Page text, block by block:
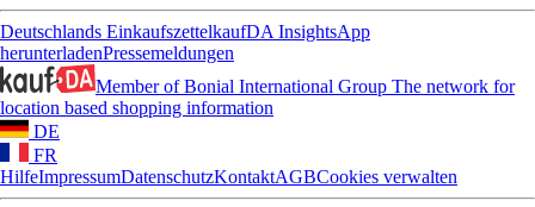
Deutschlands EinkaufszettelkaufDA InsightsApp
herunterladenPressemeldungen
Member of Bonial International Group The network for
location based shopping information
DE
FR
HilfeImpressumDatenschutzKontaktAGBCookies verwalten